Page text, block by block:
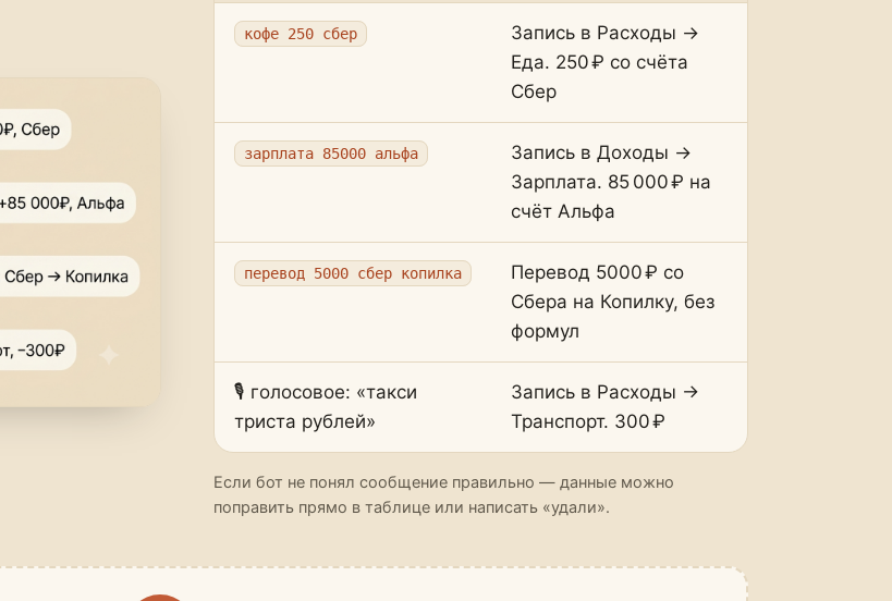
кофе 250 сбер
Запись в Расходы →
Еда. 250 ₽ со счёта
Сбер
зарплата 85000 альфа
Запись в Доходы →
Зарплата. 85 000 ₽ на
счёт Альфа
перевод 5000 сбер копилка
Перевод 5000 ₽ со
Сбера на Копилку, без
формул
🎙 голосовое: «такси
триста рублей»
Запись в Расходы →
Транспорт. 300 ₽
Если бот не понял сообщение правильно — данные можно
поправить прямо в таблице или написать «удали».